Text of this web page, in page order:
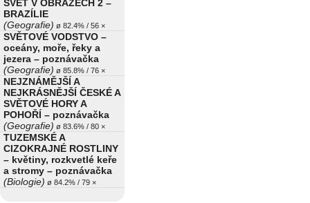
SVĚT V OBRAZECH 2 –
BRAZÍLIE
(Geografie) ø 82.4% / 56 ×
SVĚTOVÉ VODSTVO –
oceány, moře, řeky a
jezera – poznávačka
(Geografie) ø 85.8% / 76 ×
NEJZNÁMĚJŠÍ A
NEJKRÁSNĚJŠÍ ČESKÉ A
SVĚTOVÉ HORY A
POHOŘÍ – poznávačka
(Geografie) ø 83.6% / 80 ×
TUZEMSKÉ A
CIZOKRAJNÉ ROSTLINY
– květiny, rozkvetlé keře
a stromy – poznávačka
(Biologie) ø 84.2% / 79 ×